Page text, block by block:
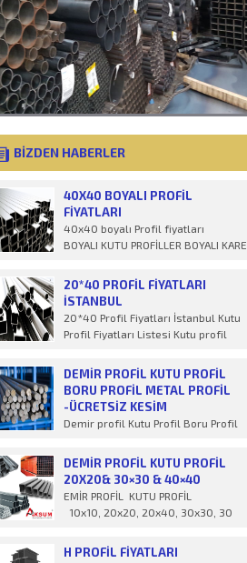
BİZDEN HABERLER
40X40 BOYALI PROFIL
FIYATLARI
40x40 boyalı Profil fiyatları
BOYALI KUTU PROFİLLER BOYALI KARE
20*40 PROFIL FIYATLARI
İSTANBUL
20*40 Profil Fiyatları İstanbul Kutu
Profil Fiyatları Listesi Kutu profil
DEMIR PROFIL KUTU PROFIL
BORU PROFIL METAL PROFIL
-ÜCRETSİZ KESİM
Demir profil Kutu Profil Boru Profil
ücret
DEMIR PROFIL KUTU PROFIL
20X20& 30×30 & 40×40
EMİR PROFİL KUTU PROFİL
10x10, 20x20, 20x40, 30x30, 30
H PROFİL FIYATLARI